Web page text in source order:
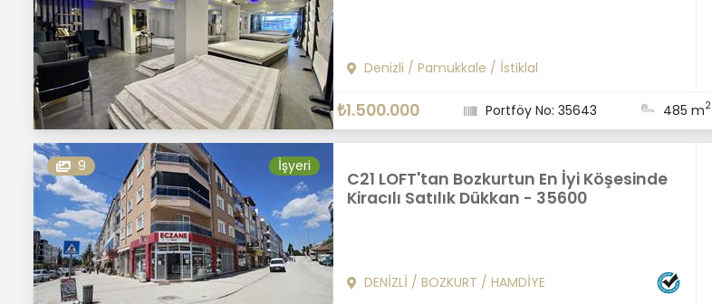
Denizli / Pamukkale / İstiklal
₺1.500.000 Portföy No: 35643 485 m2
9 İşyeri
C21 LOFT'tan Bozkurtun En İyi Köşesinde
Kiracılı Satılık Dükkan - 35600
DENİZLİ / BOZKURT / HAMDİYE